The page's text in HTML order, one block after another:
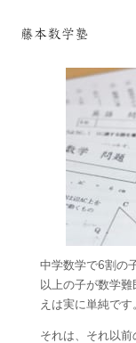
中学数学で6割の
以上の子が数学
えは実に単純です。
それは、それ以